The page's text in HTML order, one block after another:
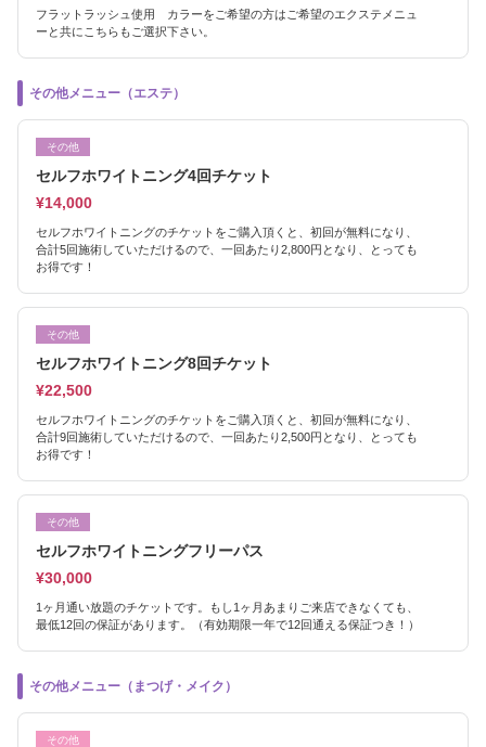
フラットラッシュ使用 カラーをご希望の方はご希望のエクステメニュ
ーと共にこちらもご選択下さい。
その他メニュー（エステ）
その他
セルフホワイトニング4回チケット
¥14,000
セルフホワイトニングのチケットをご購入頂くと、初回が無料になり、
合計5回施術していただけるので、一回あたり2,800円となり、とっても
お得です！
その他
セルフホワイトニング8回チケット
¥22,500
セルフホワイトニングのチケットをご購入頂くと、初回が無料になり、
合計9回施術していただけるので、一回あたり2,500円となり、とっても
お得です！
その他
セルフホワイトニングフリーパス
¥30,000
1ヶ月通い放題のチケットです。もし1ヶ月あまりご来店できなくても、
最低12回の保証があります。（有効期限一年で12回通える保証つき！）
その他メニュー（まつげ・メイク）
その他